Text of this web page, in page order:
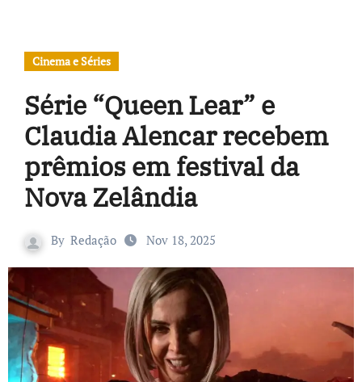
Cinema e Séries
Série “Queen Lear” e
Claudia Alencar recebem
prêmios em festival da
Nova Zelândia
By Redação Nov 18, 2025